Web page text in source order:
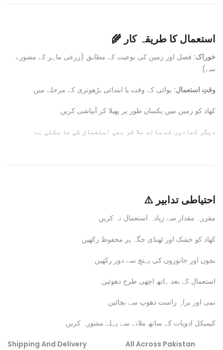
🌾 استعمال کا طریقہ کار
خوراک: فصل اور زمین کی نوعیت کے مطابق (زرعی ماہر کے مشورے
سے)
وقتِ استعمال: بوائی کے وقت یا ابتدائی بڑھوتری کے مرحلے میں
کھاد کو زمین میں یکساں طور پر پھیلا کر آبپاشی کریں
دیگر کھادوں کے ساتھ ملا کر بھی استعمال کی جا سکتی ہے
⚠️ احتیاطی تدابیر
مقررہ مقدار سے زیادہ استعمال نہ کریں
کھاد کو خشک اور ٹھنڈی جگہ پر محفوظ رکھیں
بچوں اور جانوروں کی پہنچ سے دور رکھیں
استعمال کے بعد ہاتھ اچھی طرح دھوئیں
نمی اور براہِ راست دھوپ سے بچائیں
کیمیکل ادویات کے ساتھ ملانے سے پہلے مشورہ کریں
Shipping And Delivery All Across Pakistan